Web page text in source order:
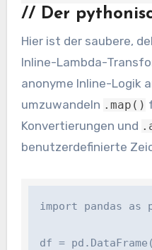
// Der
Hier ist der saubere,
Inline-Lambda-
anonyme Inline-Logik
umzuwandeln .map()
Konvertierungen und
benutzerdefinierte
import pandas as
df =